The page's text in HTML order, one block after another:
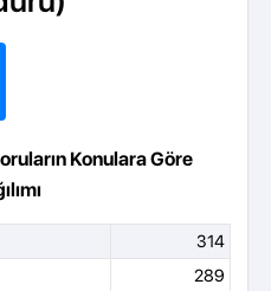
Konulara Göre
314
289